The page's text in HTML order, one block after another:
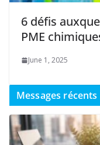
6 défis
PME
June 1, 2025
Messages récents